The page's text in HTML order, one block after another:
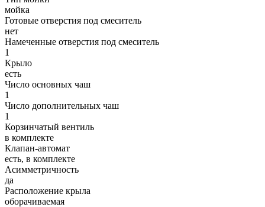
мойка
Готовые отверстия под смеситель
нет
Намеченные отверстия под смеситель
1
Крыло
есть
Число основных чаш
1
Число дополнительных чаш
1
Корзинчатый вентиль
в комплекте
Клапан-автомат
есть, в комплекте
Асимметричность
да
Расположение крыла
оборачиваемая